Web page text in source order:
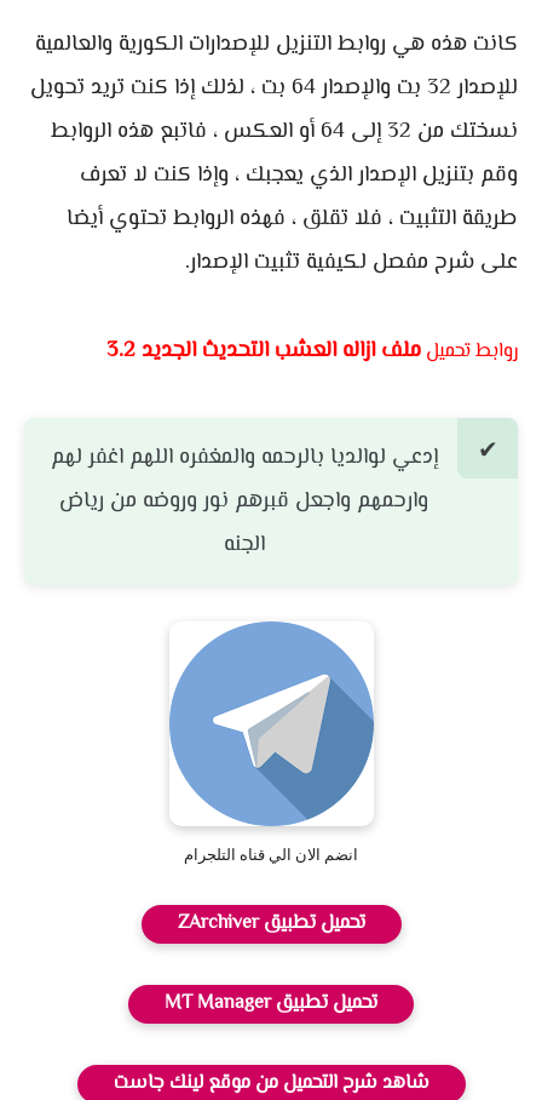
كانت هذه هي روابط التنزيل للإصدارات الكورية والعالمية
للإصدار 32 بت والإصدار 64 بت ، لذلك إذا كنت تريد تحويل
نسختك من 32 إلى 64 أو العكس ، فاتبع هذه الروابط
وقم بتنزيل الإصدار الذي يعجبك ، وإذا كنت لا تعرف
طريقة التثبيت ، فلا تقلق ، فهذه الروابط تحتوي أيضا
على شرح مفصل لكيفية تثبيت الإصدار.
روابط تحميل ملف ازاله العشب التحديث الجديد 3.2
إدعي لوالديا بالرحمه والمغفره اللهم اغفر لهم
وارحمهم واجعل قبرهم نور وروضه من رياض
الجنه
انضم الان الي قناه التلجرام
تحميل تطبيق ZArchiver
تحميل تطبيق MT Manager
شاهد شرح التحميل من موقع لينك جاست